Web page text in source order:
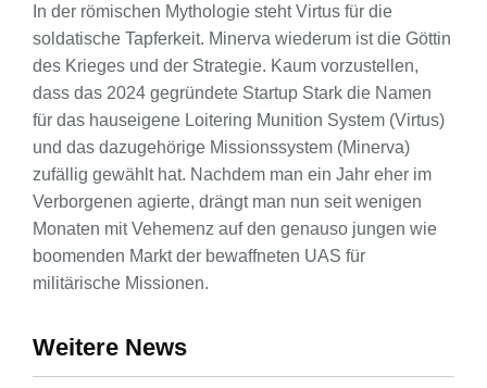
In der römischen Mythologie steht Virtus für die
soldatische Tapferkeit. Minerva wiederum ist die Göttin
des Krieges und der Strategie. Kaum vorzustellen,
dass das 2024 gegründete Startup Stark die Namen
für das hauseigene Loitering Munition System (Virtus)
und das dazugehörige Missionssystem (Minerva)
zufällig gewählt hat. Nachdem man ein Jahr eher im
Verborgenen agierte, drängt man nun seit wenigen
Monaten mit Vehemenz auf den genauso jungen wie
boomenden Markt der bewaffneten UAS für
militärische Missionen.
Weitere News